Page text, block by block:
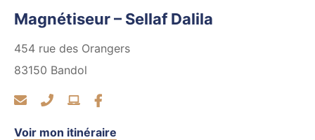
Magnétiseur – Sellaf Dalila
454 rue des Orangers
83150 Bandol
Voir mon itinéraire